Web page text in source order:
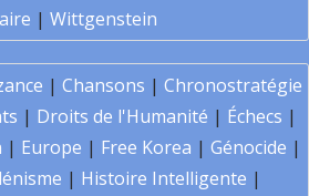
| Wittgenstein
| Chansons | Chronostratégie
| Droits de l'Humanité | Échecs |
| Europe | Free Korea | Génocide |
| Histoire Intelligente |